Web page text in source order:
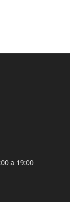
a 19:00